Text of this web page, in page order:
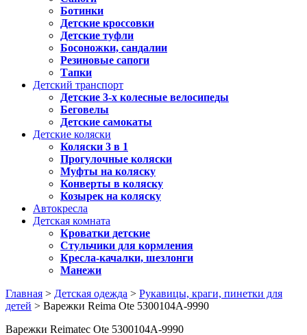
Ботинки
Детские кроссовки
Детские туфли
Босоножки, сандалии
Резиновые сапоги
Тапки
Детский транспорт
Детские 3-х колесные велосипеды
Беговелы
Детские самокаты
Детские коляски
Коляски 3 в 1
Прогулочные коляски
Муфты на коляску
Конверты в коляску
Козырек на коляску
Автокресла
Детская комната
Кроватки детские
Стульчики для кормления
Кресла-качалки, шезлонги
Манежи
Главная > Детская одежда > Рукавицы, краги, пинетки для
детей > Варежки Reima Ote 5300104A-9990
Варежки Reimatec Ote 5300104A-9990